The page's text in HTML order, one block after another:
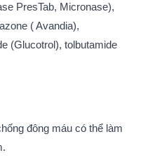
PresTab, Micronase),
( Avandia),
(Glucotrol), tolbutamide
đông máu có thể làm